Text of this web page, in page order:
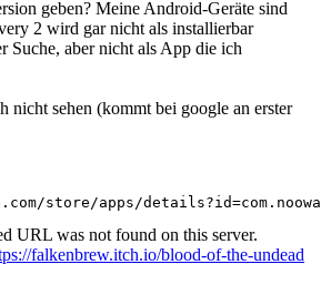
geben? Meine Android-Geräte sind
2 wird gar nicht als installierbar
Suche, aber nicht als App die ich
nicht sehen (kommt bei google an erster
store/apps/
URL was not found on this server.
falkenbrew.itch.io/blood-of-the-undead